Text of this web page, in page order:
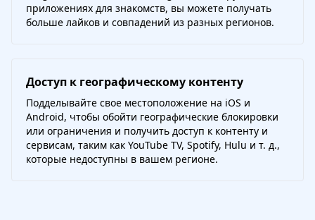
приложениях для знакомств, вы можете получать
больше лайков и совпадений из разных регионов.
Доступ к географическому контенту
Подделывайте свое местоположение на iOS и
Android, чтобы обойти географические блокировки
или ограничения и получить доступ к контенту и
сервисам, таким как YouTube TV, Spotify, Hulu и т. д.,
которые недоступны в вашем регионе.